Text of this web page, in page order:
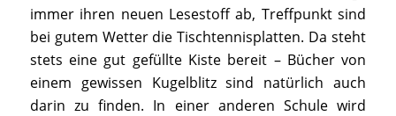
immer ihren neuen Lesestoff ab, Treffpunkt sind
bei gutem Wetter die Tischtennisplatten. Da steht
stets eine gut gefüllte Kiste bereit – Bücher von
einem gewissen Kugelblitz sind natürlich auch
darin zu finden. In einer anderen Schule wird